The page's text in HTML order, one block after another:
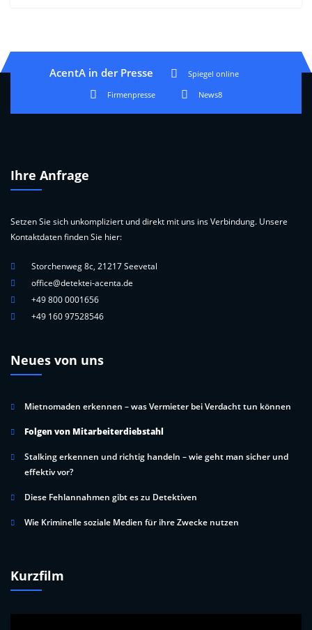
AcentA in der Presse Spiegel online
Firmenpresse News8
Ihre Anfrage
Setzen Sie sich unkompliziert und direkt mit uns ins Verbindung. Unsere
Kontaktdaten finden Sie hier:
Storchenweg 8c, 21217 Seevetal
office@detektei-acenta.de
+49 800 0001656
+49 160 97528546
Neues von uns
Mietnomaden erkennen – was Vermieter bei Verdacht tun können
Folgen von Mitarbeiterdiebstahl
Stalking erkennen und richtig handeln – wie geht man sicher und
effektiv vor?
Diese Fehlannahmen gibt es zu Detektiven
Wie Kriminelle soziale Medien für ihre Zwecke nutzen
Kurzfilm